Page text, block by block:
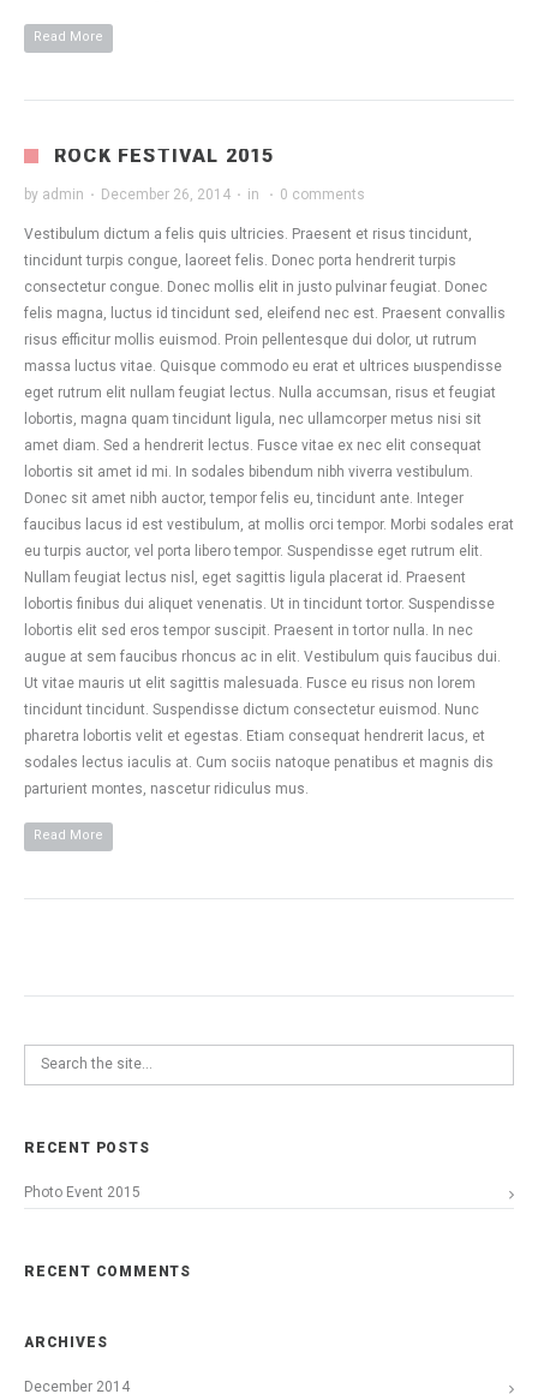
Read More
ROCK FESTIVAL 2015
by admin · December 26, 2014 · in · 0 comments
Vestibulum dictum a felis quis ultricies. Praesent et risus tincidunt,
tincidunt turpis congue, laoreet felis. Donec porta hendrerit turpis
consectetur congue. Donec mollis elit in justo pulvinar feugiat. Donec
felis magna, luctus id tincidunt sed, eleifend nec est. Praesent convallis
risus efficitur mollis euismod. Proin pellentesque dui dolor, ut rutrum
massa luctus vitae. Quisque commodo eu erat et ultrices ыuspendisse
eget rutrum elit nullam feugiat lectus. Nulla accumsan, risus et feugiat
lobortis, magna quam tincidunt ligula, nec ullamcorper metus nisi sit
amet diam. Sed a hendrerit lectus. Fusce vitae ex nec elit consequat
lobortis sit amet id mi. In sodales bibendum nibh viverra vestibulum.
Donec sit amet nibh auctor, tempor felis eu, tincidunt ante. Integer
faucibus lacus id est vestibulum, at mollis orci tempor. Morbi sodales erat
eu turpis auctor, vel porta libero tempor. Suspendisse eget rutrum elit.
Nullam feugiat lectus nisl, eget sagittis ligula placerat id. Praesent
lobortis finibus dui aliquet venenatis. Ut in tincidunt tortor. Suspendisse
lobortis elit sed eros tempor suscipit. Praesent in tortor nulla. In nec
augue at sem faucibus rhoncus ac in elit. Vestibulum quis faucibus dui.
Ut vitae mauris ut elit sagittis malesuada. Fusce eu risus non lorem
tincidunt tincidunt. Suspendisse dictum consectetur euismod. Nunc
pharetra lobortis velit et egestas. Etiam consequat hendrerit lacus, et
sodales lectus iaculis at. Cum sociis natoque penatibus et magnis dis
parturient montes, nascetur ridiculus mus.
Read More
RECENT POSTS
Photo Event 2015
RECENT COMMENTS
ARCHIVES
December 2014